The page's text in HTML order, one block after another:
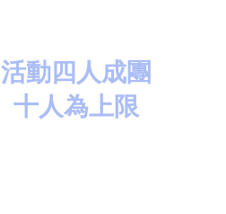
活動四人成團
​十人為上限